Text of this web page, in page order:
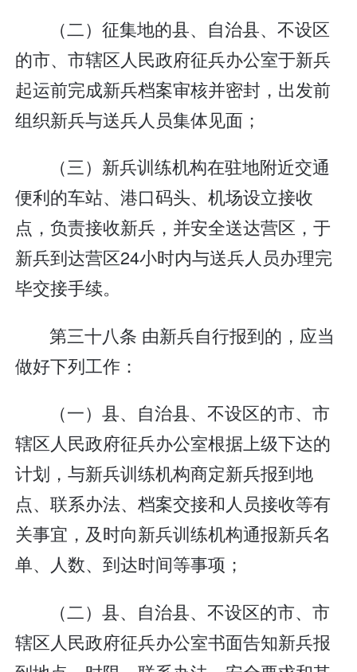
（二）征集地的县、自治县、不设区
的市、市辖区人民政府征兵办公室于新兵
起运前完成新兵档案审核并密封，出发前
组织新兵与送兵人员集体见面；
（三）新兵训练机构在驻地附近交通
便利的车站、港口码头、机场设立接收
点，负责接收新兵，并安全送达营区，于
新兵到达营区24小时内与送兵人员办理完
毕交接手续。
第三十八条 由新兵自行报到的，应当
做好下列工作：
（一）县、自治县、不设区的市、市
辖区人民政府征兵办公室根据上级下达的
计划，与新兵训练机构商定新兵报到地
点、联系办法、档案交接和人员接收等有
关事宜，及时向新兵训练机构通报新兵名
单、人数、到达时间等事项；
（二）县、自治县、不设区的市、市
辖区人民政府征兵办公室书面告知新兵报